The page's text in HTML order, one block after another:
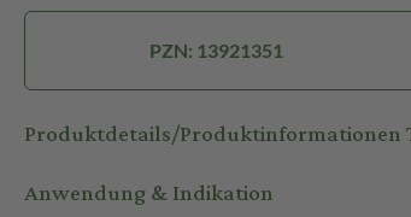
PZN: 13921351
Produktdetails/Produktinformationen
Anwendung & Indikation